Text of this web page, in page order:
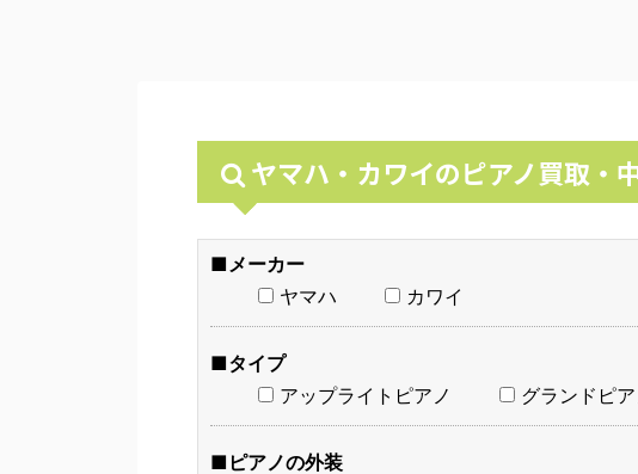
ヤマハ・カワイのピアノ買取・
■メーカー
ヤマハ
カワイ
■タイプ
アップライトピアノ
グランドピア
■ピアノの外装